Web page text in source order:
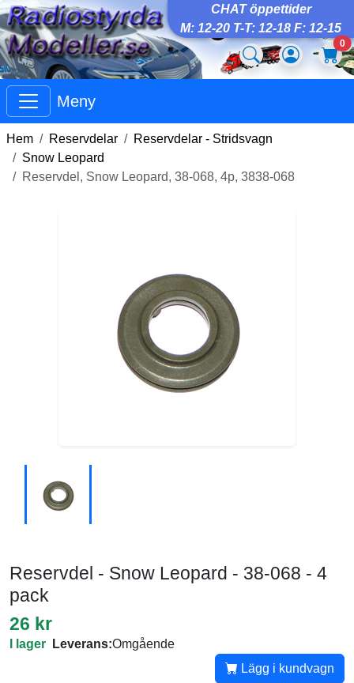
CHAT öppettider
M: 12-20 T-T: 12-18 F: 12-15
0
Meny
Hem Reservdelar
Reservdelar - Stridsvagn
Snow Leopard
Reservdel, Snow Leopard, 38-068, 4p, 3838-068
Reservdel - Snow Leopard - 38-068 - 4
pack
26 kr
I lager Leverans:Omgående
Lägg i kundvagn